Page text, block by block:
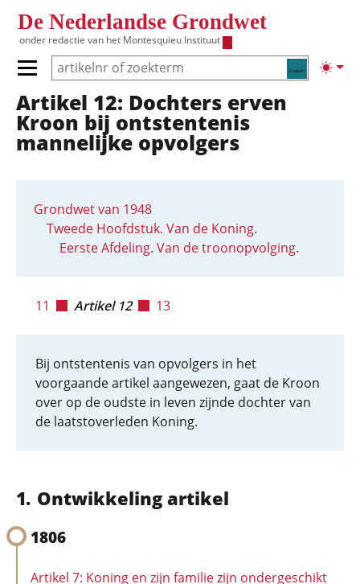
De Nederlandse Grondwet
onder redactie van het Montesquieu Instituut
Zoeken
Primair menu tonen/verbergen
Hoofdnavigatie
Artikel 12: Dochters erven
Kroon bij ontstentenis
mannelijke opvolgers
Grondwet van 1948
Tweede Hoofdstuk. Van de Koning.
Eerste Afdeling. Van de troonopvolging.
11 Artikel 12 13
Bij ontstentenis van opvolgers in het
voorgaande artikel aangewezen, gaat de Kroon
over op de oudste in leven zijnde dochter van
de laatstoverleden Koning.
Ontwikkeling artikel
1806
Artikel 7: Koning en zijn familie zijn ondergeschikt